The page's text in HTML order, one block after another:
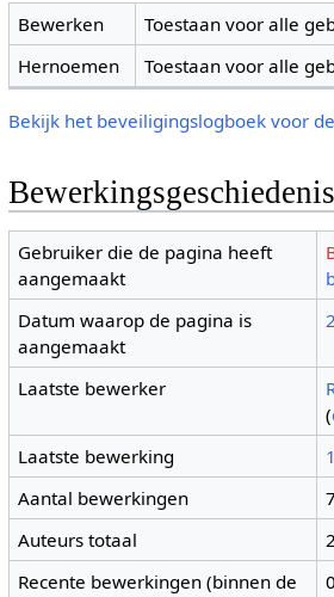
Bewerken
Toestaan voor alle
Hernoemen
Toestaan voor alle
Bekijk het beveiligingslogboek voor
Bewerkingsgeschiedenis
Gebruiker die de pagina heeft
aangemaakt
Datum waarop de pagina is
aangemaakt
Laatste bewerker
(
Laatste bewerking
Aantal bewerkingen
7
Auteurs totaal
2
Recente bewerkingen (binnen de
0